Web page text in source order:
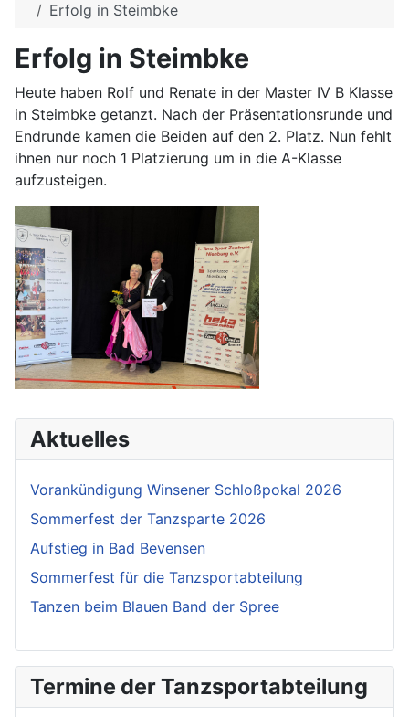
Erfolg in Steimbke
Erfolg in Steimbke
Heute haben Rolf und Renate in der Master IV B Klasse
in Steimbke getanzt. Nach der Präsentationsrunde und
Endrunde kamen die Beiden auf den 2. Platz. Nun fehlt
ihnen nur noch 1 Platzierung um in die A-Klasse
aufzusteigen.
Aktuelles
Vorankündigung Winsener Schloßpokal 2026
Sommerfest der Tanzsparte 2026
Aufstieg in Bad Bevensen
Sommerfest für die Tanzsportabteilung
Tanzen beim Blauen Band der Spree
Termine der Tanzsportabteilung